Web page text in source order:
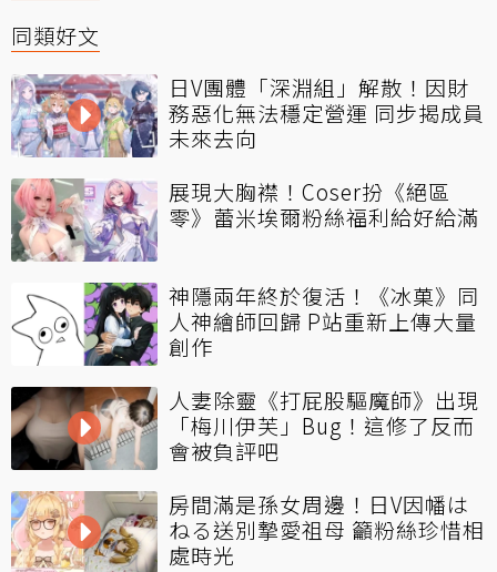
同類好文
日V團體「深淵組」解散！因財
務惡化無法穩定營運 同步揭成員
未來去向
展現大胸襟！Coser扮《絕區
零》蕾米埃爾粉絲福利給好給滿
神隱兩年終於復活！《冰菓》同
人神繪師回歸 P站重新上傳大量
創作
人妻除靈《打屁股驅魔師》出現
「梅川伊芙」Bug！這修了反而
會被負評吧
房間滿是孫女周邊！日V因幡は
ねる送別摯愛祖母 籲粉絲珍惜相
處時光